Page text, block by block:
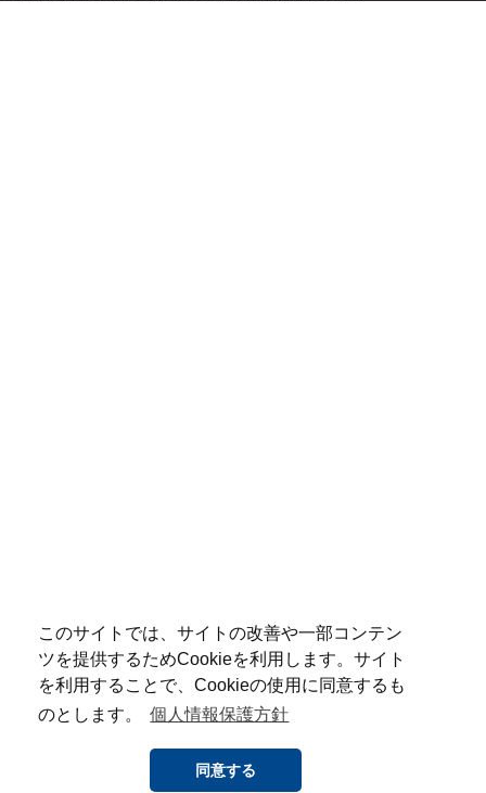
このサイトでは、サイトの改善や一部コンテン
ツを提供するためCookieを利用します。サイト
を利用することで、Cookieの使用に同意するも
のとします。
個人情報保護方針
同意する